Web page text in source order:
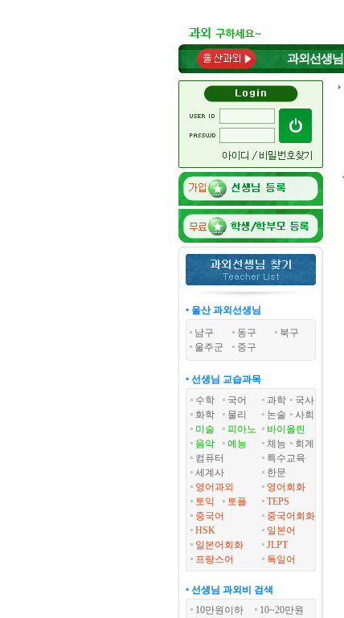
과외선생님
• 울산 과외선생님
남구
동구
북구
울주군
중구
• 선생님 교습과목
수학
국어 과학
국사
화학
물리 논술
사회
미술
피아노
바이올린
음악
예능 체능
회계
컴퓨터
특수교육
세계사
한문
영어과외
영어회화
토익
토플
TEPS
중국어
중국어회화
HSK
일본어
일본어회화
JLPT
프랑스어
독일어
• 선생님 과외비 검색
10만원이하
10~20만원